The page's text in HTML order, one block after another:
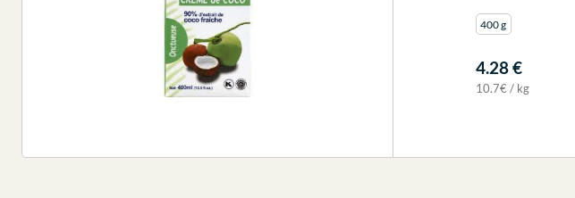
400 g
4.28 €
10.7€ / kg